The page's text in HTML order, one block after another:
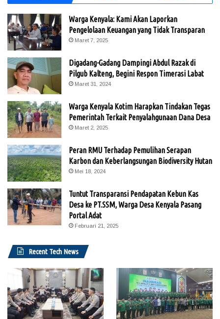
Warga Kenyala: Kami Akan Laporkan
Pengelolaan Keuangan yang Tidak Transparan
Maret 7, 2025
Digadang-Gadang Dampingi Abdul Razak di
Pilgub Kalteng, Begini Respon Timerasi Labat
Maret 31, 2024
Warga Kenyala Kotim Harapkan Tindakan Tegas
Pemerintah Terkait Penyalahgunaan Dana Desa
Maret 2, 2025
Peran RMU Terhadap Pemulihan Serapan
Karbon dan Keberlangsungan Biodiversity Hutan
Mei 18, 2024
Tuntut Transparansi Pendapatan Kebun Kas
Desa ke PT.SSM, Warga Desa Kenyala Pasang
Portal Adat
Februari 21, 2025
Recent Tech News